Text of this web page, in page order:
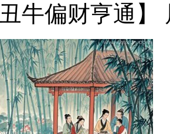
牛偏财亨通】